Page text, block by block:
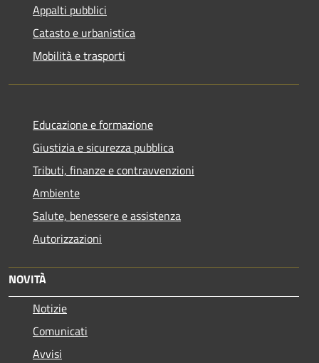
Appalti pubblici
Catasto e urbanistica
Mobilità e trasporti
Educazione e formazione
Giustizia e sicurezza pubblica
Tributi, finanze e contravvenzioni
Ambiente
Salute, benessere e assistenza
Autorizzazioni
NOVITÀ
Notizie
Comunicati
Avvisi